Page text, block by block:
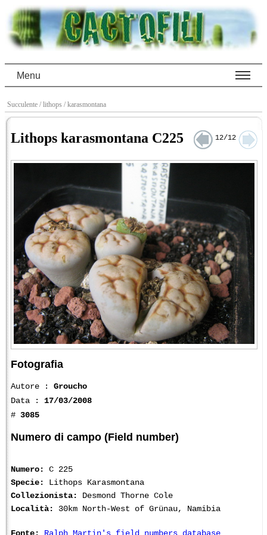
Menu
Succulente / lithops / karasmontana
Lithops karasmontana C225 12/12
Fotografia
Autore : Groucho
Data : 17/03/2008
# 3085
Numero di campo (Field number)
Numero:
C 225
Specie:
Lithops Karasmontana
Collezionista:
Desmond Thorne Cole
Località:
30km North-West of Grünau, Namibia